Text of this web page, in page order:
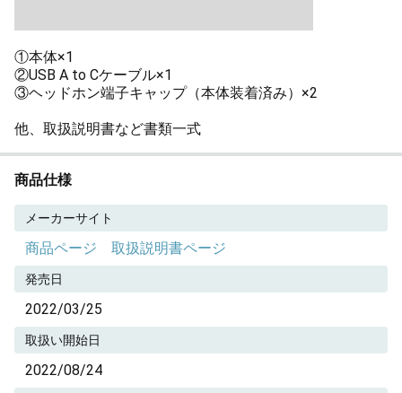
①本体×1
②USB A to Cケーブル×1
③ヘッドホン端子キャップ（本体装着済み）×2
他、取扱説明書など書類一式
商品仕様
メーカーサイト
商品ページ 取扱説明書ページ
発売日
2022/03/25
取扱い開始日
2022/08/24